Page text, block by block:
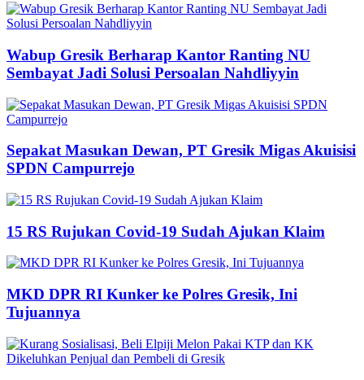
Wabup Gresik Berharap Kantor Ranting NU
Sembayat Jadi Solusi Persoalan Nahdliyyin
Sepakat Masukan Dewan, PT Gresik Migas Akuisisi
SPDN Campurrejo
15 RS Rujukan Covid-19 Sudah Ajukan Klaim
MKD DPR RI Kunker ke Polres Gresik, Ini
Tujuannya